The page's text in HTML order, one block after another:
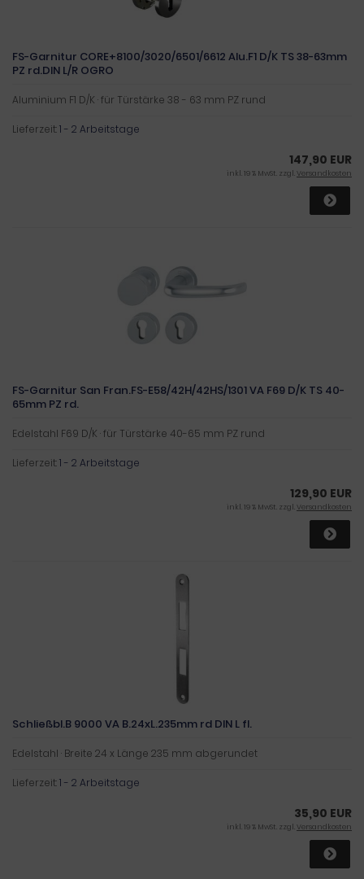
FS-Garnitur CORE+8100/3020/6501/6612 Alu.F1 D/K TS 38-63mm
PZ rd.DIN L/R OGRO
Aluminium F1 D/K · für Türstärke 38 - 63 mm PZ rund
Lieferzeit:1 - 2 Arbeitstage
147,90 EUR
inkl. 19 % MwSt. zzgl.Versandkosten
FS-Garnitur San Fran.FS-E58/42H/42HS/1301 VA F69 D/K TS 40-
65mm PZ rd.
Edelstahl F69 D/K · für Türstärke 40-65 mm PZ rund
Lieferzeit:1 - 2 Arbeitstage
129,90 EUR
inkl. 19 % MwSt. zzgl.Versandkosten
Schließbl.B 9000 VA B.24xL.235mm rd DIN L fl.
Edelstahl · Breite 24 x Länge 235 mm abgerundet
Lieferzeit:1 - 2 Arbeitstage
35,90 EUR
inkl. 19 % MwSt. zzgl.Versandkosten